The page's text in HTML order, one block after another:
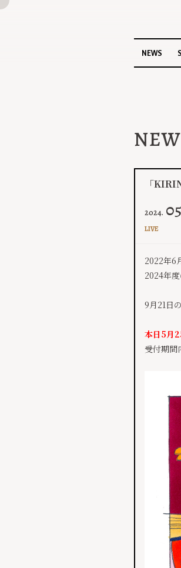
NEWS
「
2024.
LIVE
​2022年6
2024年
9月21日
本日5月
受付期間